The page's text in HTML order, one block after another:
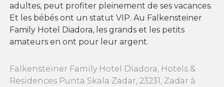
adultes, peut profiter pleinement de ses vacances.
Et les bébés ont un statut VIP. Au Falkensteiner
Family Hotel Diadora, les grands et les petits
amateurs en ont pour leur argent.
Falkensteiner Family Hotel Diadora, Hotels &
Residences Punta Skala Zadar, 23231, Zadar à